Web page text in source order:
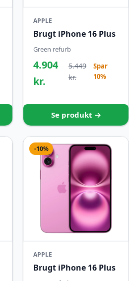
APPLE
Brugt iPhone 16 Plus
Green refurb
4.904
kr.
5.449
kr.
Spar
10%
Se produkt →
-10%
APPLE
Brugt iPhone 16 Plus